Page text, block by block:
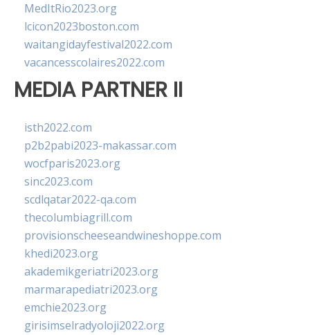
MedItRio2023.org
lcicon2023boston.com
waitangidayfestival2022.com
vacancesscolaires2022.com
MEDIA PARTNER II
isth2022.com
p2b2pabi2023-makassar.com
wocfparis2023.org
sinc2023.com
scdlqatar2022-qa.com
thecolumbiagrill.com
provisionscheeseandwineshoppe.com
khedi2023.org
akademikgeriatri2023.org
marmarapediatri2023.org
emchie2023.org
girisimselradyoloji2022.org